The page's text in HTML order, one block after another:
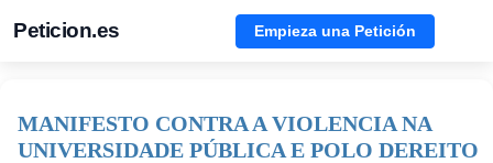
Peticion.es Empieza una Petición
MANIFESTO CONTRA A VIOLENCIA NA
UNIVERSIDADE PÚBLICA E POLO DEREITO